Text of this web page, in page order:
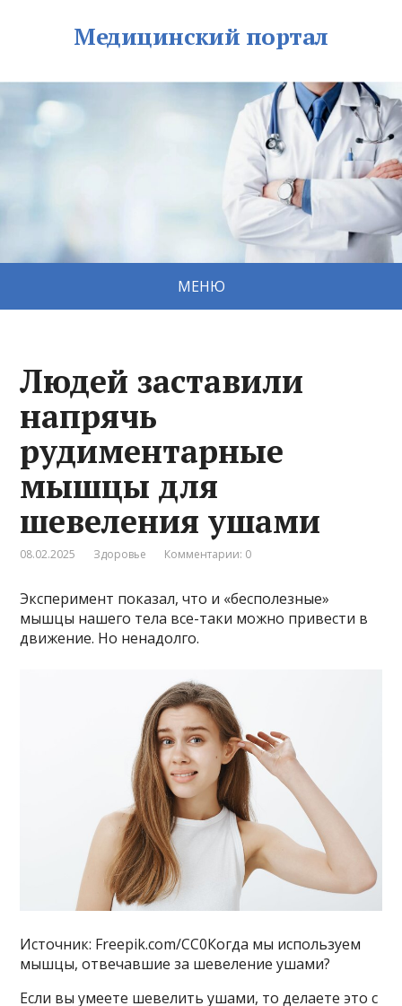
Медицинский портал
МЕНЮ
Людей заставили
напрячь
рудиментарные
мышцы для
шевеления ушами
08.02.2025 Здоровье Комментарии: 0
Эксперимент показал, что и «бесполезные»
мышцы нашего тела все-таки можно привести в
движение. Но ненадолго.
Источник: Freepik.com/CC0Когда мы используем
мышцы, отвечавшие за шевеление ушами?
Если вы умеете шевелить ушами, то делаете это с